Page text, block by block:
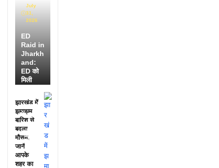
July
31,
2026
ED
Raid in
Jharkh
and:
ED को
मिली
25
अफसरों
के नाम,
हर महीने
पहुंचते थे
लाखों!
झारखंड में
झमाझम
बारिश से
बदला
मौसम,
जानें
आपके
शहर का